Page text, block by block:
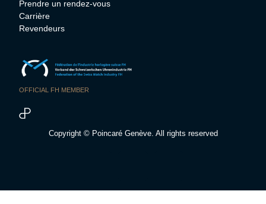
Prendre un rendez-vous
Carrière
Revendeurs
OFFICIAL FH MEMBER
Copyright © Poincaré Genève. All rights reserved